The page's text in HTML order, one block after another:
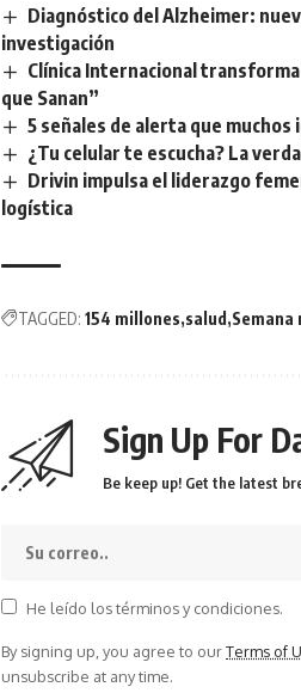
Diagnóstico del Alzheimer:
investigación
Clínica Internacional
que Sanan”
5 señales de alerta que
¿Tu celular te escucha? La
Drivin impulsa el liderazgo
logística
TAGGED: 154 millones salud Semana
Sign Up For
Be keep up! Get the latest
He leído los términos y condiciones.
By signing up, you agree to ourTerms of
unsubscribe at any time.